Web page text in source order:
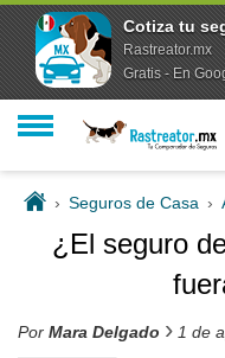
› Seguros de Casa ›
¿El seguro
Por Mara Delgado › 1 de
Cotiza tu
Rastreator.mx
Gratis - En